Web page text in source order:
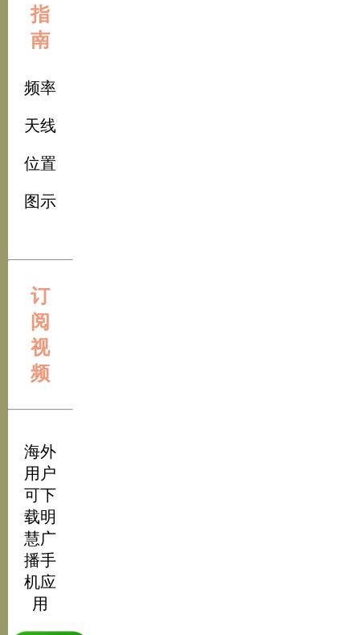
指
南
频率
天线
位置
图示
订
阅
视
频
海外
用户
可下
载明
慧广
播手
机应
用